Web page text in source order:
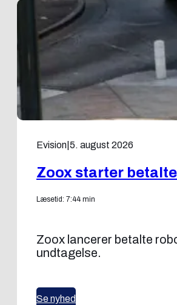
Evision 5. august 2026
Zoox starter
Læsetid: 7:44 min
Zoox lancerer betalte
undtagelse.
Se nyhed